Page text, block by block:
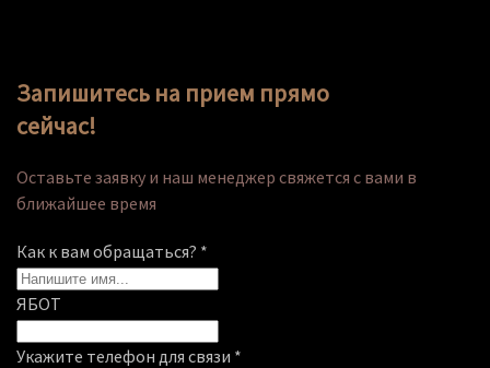
Запишитесь на прием прямо
сейчас!
Оставьте заявку и наш менеджер свяжется с вами в
ближайшее время
Как к вам обращаться? *
ЯБОТ
Укажите телефон для связи *